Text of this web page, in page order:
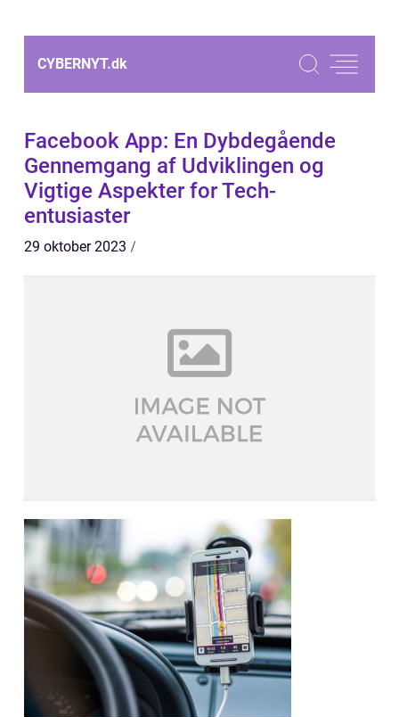
CYBERNYT.dk
Facebook App: En Dybdegående
Gennemgang af Udviklingen og
Vigtige Aspekter for Tech-
entusiaster
29 oktober 2023